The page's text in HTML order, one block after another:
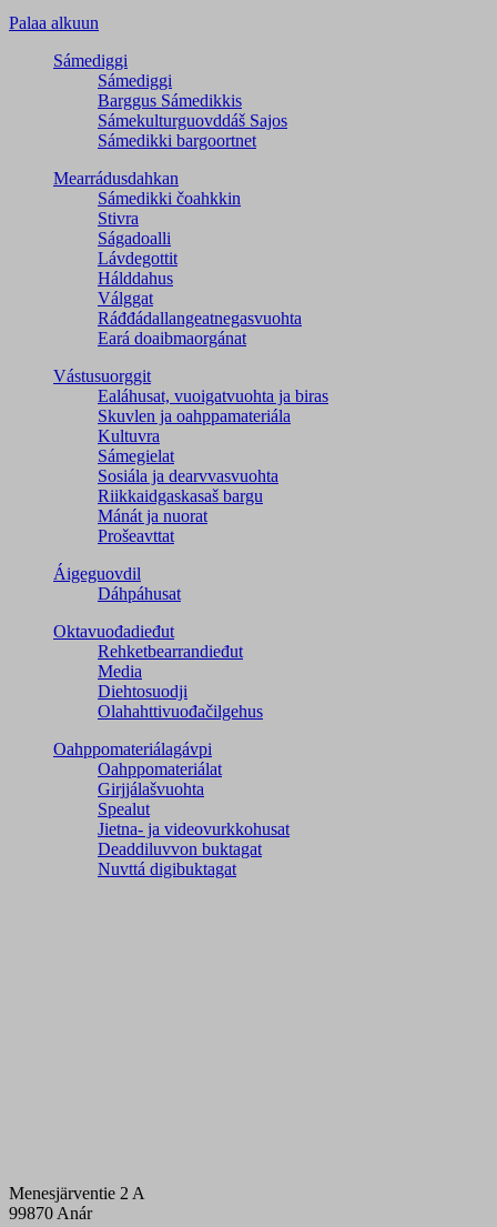
Palaa alkuun
Sámediggi
Sámediggi
Barggus Sámedikkis
Sámekulturguovddáš Sajos
Sámedikki bargoortnet
Mearrádusdahkan
Sámedikki čoahkkin
Stivra
Ságadoalli
Lávdegottit
Hálddahus
Válggat
Ráđđádallangeatnegas­vuohta
Eará doaibmaorgánat
Vástusuorggit
Ealáhusat, vuoigatvuohta ja biras
Skuvlen ja oahppamateriála
Kultuvra
Sámegielat
Sosiála ja dearvvasvuohta
Riikkaidgaskasaš bargu
Mánát ja nuorat
Prošeavttat
Áigeguovdil
Dáhpáhusat
Oktavuođadieđut
Rehketbearrandieđut
Media
Diehtosuodji
Olahahttivuođačilgehus
Oahppomateriálagávpi
Oahppomateriálat
Girjjálašvuohta
Spealut
Jietna- ja videovurkkohusat
Deaddiluvvon buktagat
Nuvttá digibuktagat
Menesjärventie 2 A
99870 Anár